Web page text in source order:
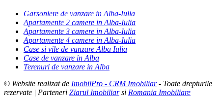
Garsoniere de vanzare in Alba-Iulia
Apartamente 2 camere in Alba-Iulia
Apartamente 3 camere in Alba-Iulia
Apartamente 4 camere in Alba-Iulia
Case si vile de vanzare Alba Iulia
Case de vanzare in Alba
Terenuri de vanzare in Alba
© Website realizat de ImobilPro - CRM Imobiliar- Toate drepturile
rezervate | Parteneri Ziarul Imobiliarsi Romania Imobiliare